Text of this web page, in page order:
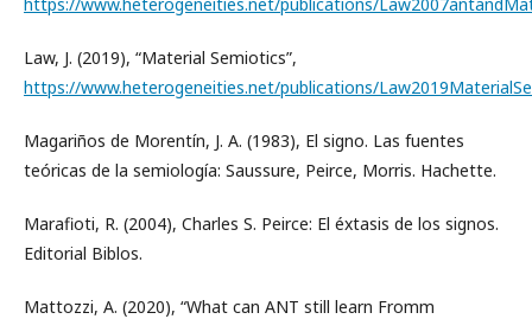
Law, J. (2019), “Material Semiotics”,
https://www.heterogeneities.net/publications/
Magariños de Morentín, J. A. (1983), El signo. Las fuentes
teóricas de la semiología: Saussure, Peirce, Morris. Hachette.
Marafioti, R. (2004), Charles S. Peirce: El éxtasis de los signos.
Editorial Biblos.
Mattozzi, A. (2020), “What can ANT still learn Fromm